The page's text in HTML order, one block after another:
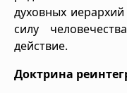
духовных
силу
действие.
Доктрина